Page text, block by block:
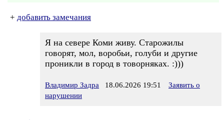
+ добавить замечания
Я на севере Коми живу. Старожилы
говорят, мол, воробьи, голуби и другие
проникли в город в товорняках. :)))
Владимир Задра 18.06.2026 19:51
Заявить о
нарушении